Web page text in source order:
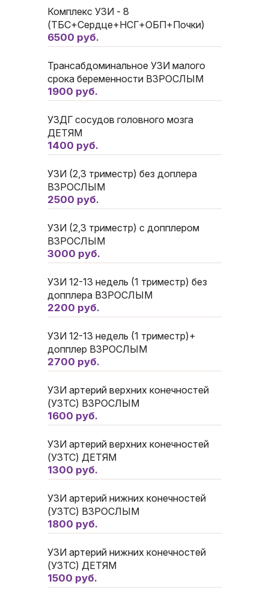
Комплекс УЗИ - 8
(ТБС+Сердце+НСГ+ОБП+Почки)
6500 руб.
Трансабдоминальное УЗИ малого
срока беременности ВЗРОСЛЫМ
1900 руб.
УЗДГ сосудов головного мозга
ДЕТЯМ
1400 руб.
УЗИ (2,3 триместр) без доплера
ВЗРОСЛЫМ
2500 руб.
УЗИ (2,3 триместр) с допплером
ВЗРОСЛЫМ
3000 руб.
УЗИ 12-13 недель (1 триместр) без
допплера ВЗРОСЛЫМ
2200 руб.
УЗИ 12-13 недель (1 триместр)+
допплер ВЗРОСЛЫМ
2700 руб.
УЗИ артерий верхних конечностей
(УЗТС) ВЗРОСЛЫМ
1600 руб.
УЗИ артерий верхних конечностей
(УЗТС) ДЕТЯМ
1300 руб.
УЗИ артерий нижних конечностей
(УЗТС) ВЗРОСЛЫМ
1800 руб.
УЗИ артерий нижних конечностей
(УЗТС) ДЕТЯМ
1500 руб.